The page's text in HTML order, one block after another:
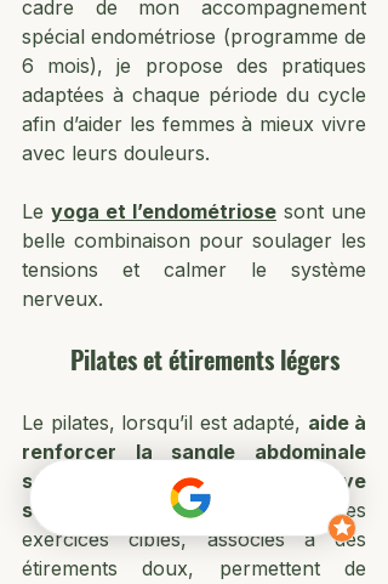
cadre de mon accompagnement
spécial endométriose (programme de
6 mois), je propose des pratiques
adaptées à chaque période du cycle
afin d’aider les femmes à mieux vivre
avec leurs douleurs.
Le yoga et l’endométriose sont une
belle combinaison pour soulager les
tensions et calmer le système
nerveux.
Pilates et étirements légers
Le pilates, lorsqu’il est adapté, aide à
renforcer la sangle abdominale
sans mettre de pression excessive
sur la zone pelvienne.
Quelques
exercices ciblés, associés à des
étirements doux, permettent de